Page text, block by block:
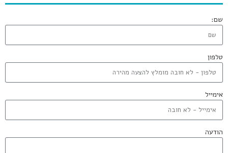
שם:
טלפון
אימייל
הודעה